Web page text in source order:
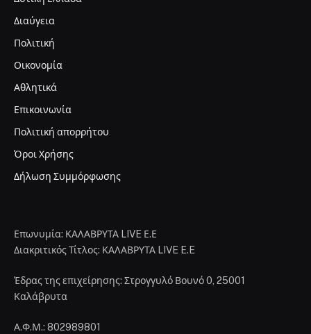
Διαύγεια
Πολιτική
Οικονομία
Αθλητικά
Επικοινωνία
Πολιτική απορρήτου
Όροι Χρήσης
Δήλωση Συμμόρφωσης
Επωνυμία: ΚΑΛΑΒΡΥΤΑ LIVE Ε.Ε
Διακριτικός Τίτλος: ΚΑΛΑΒΡΥΤΑ LIVE E.E
Έδρας της επιχείρησης: Στρογγυλό Βουνό 0, 25001
Καλάβρυτα
Α.Φ.Μ.: 802989801